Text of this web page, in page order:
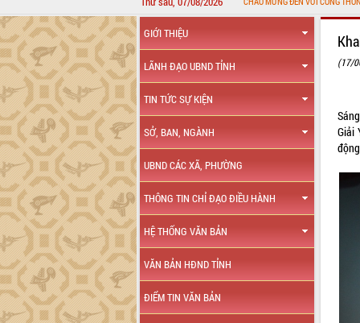
GIỚI THIỆU
LÃNH ĐẠO UBND TỈNH
TIN TỨC SỰ KIỆN
SỞ, BAN, NGÀNH
UBND CÁC XÃ, PHƯỜNG
THÔNG TIN CHỈ ĐẠO ĐIỀU HÀNH
HỆ THỐNG VĂN BẢN
VĂN BẢN HĐND TỈNH
ĐIỂM TIN VĂN BẢN
(17/
Giải